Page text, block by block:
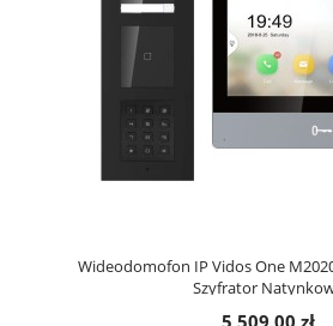
Wideodomofon IP Vidos One
Szyfrator
5 509,00 zł